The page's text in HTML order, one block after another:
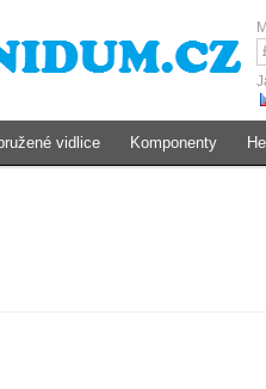
vidlice Komponenty